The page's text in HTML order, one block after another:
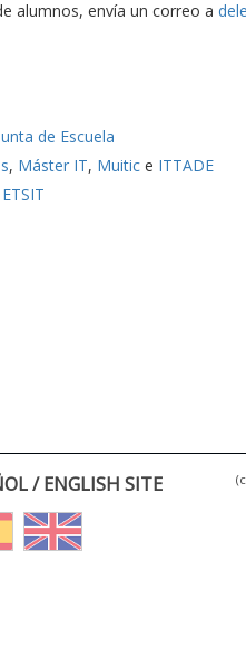
alumnos, envía un correo a
de Escuela
, Máster IT, Muitice ITTADE
/ ENGLISH SITE